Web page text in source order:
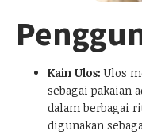
Kain Ulos: Ulos
sebagai pakaian
dalam berbagai
digunakan